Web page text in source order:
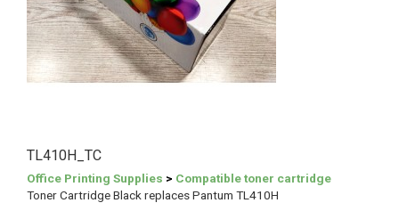
TL410H_TC
Office Printing Supplies > Compatible toner cartridge
Toner Cartridge Black replaces Pantum TL410H